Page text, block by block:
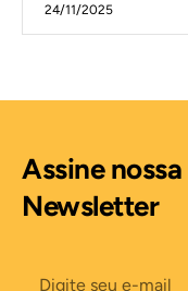
24/11/2025
Assine nossa
Newsletter